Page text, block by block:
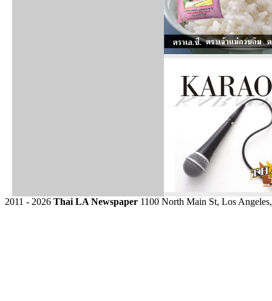
2011 - 2026 Thai LA Newspaper 1100 North Main St, Los